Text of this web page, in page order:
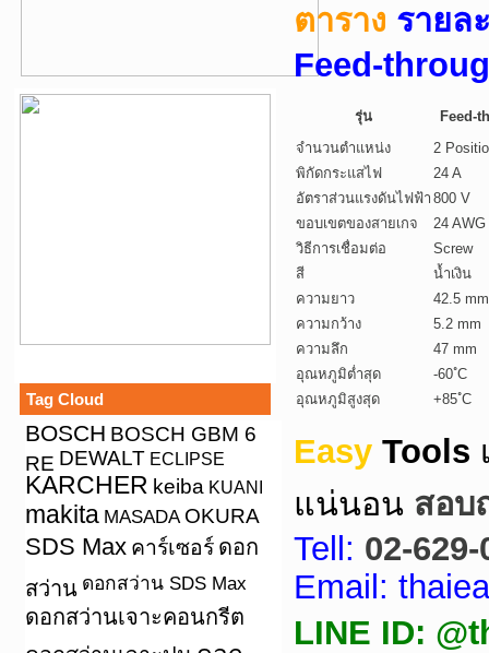
Tag Cloud
BOSCH BOSCH GBM 6
RE DEWALT ECLIPSE
KARCHER keiba KUANI
makita MASADA OKURA
SDS Max คาร์เซอร์ ดอก
สว่าน ดอกสว่าน SDS Max
ดอกสว่านเจาะคอนกรีต
ตาราง รายล
Feed-
รุ่น
Feed-
จำนวนตำแหน่ง
2
พิกัดกระแสไฟ
24 A
อัตราส่วนแรงดันไฟฟ้า 800 V
ขอบเขตของสายเกจ
24
วิธีการเชื่อมต่อ
Screw
สี
น้ำเงิน
ความยาว
42.5 mm
ความกว้าง
5.2 mm
ความลึก
47 mm
อุณหภูมิต่ำสุด
-60 ํC
อุณหภูมิสูงสุด
+85 ํC
Easy Tools
แน่นอน สอบ
Tell: 02-629-
Email:
LINE ID: